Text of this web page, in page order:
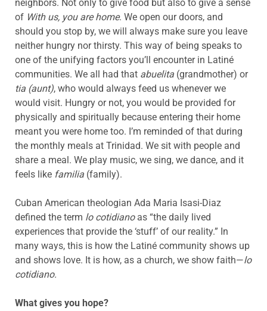
neighbors. Not only to give food but also to give a sense
of With us, you are home. We open our doors, and
should you stop by, we will always make sure you leave
neither hungry nor thirsty. This way of being speaks to
one of the unifying factors you’ll encounter in Latiné
communities. We all had that abuelita (grandmother) or
tia (aunt), who would always feed us whenever we
would visit. Hungry or not, you would be provided for
physically and spiritually because entering their home
meant you were home too. I’m reminded of that during
the monthly meals at Trinidad. We sit with people and
share a meal. We play music, we sing, we dance, and it
feels like familia (family).
Cuban American theologian Ada Maria Isasi-Diaz
defined the term lo cotidianoas “the daily lived
experiences that provide the ‘stuff’ of our reality.” In
many ways, this is how the Latiné community shows up
and shows love. It is how, as a church, we show faith—lo
cotidiano.
What gives you hope?